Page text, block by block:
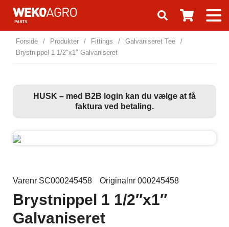
Forside / Produkter / Fittings / Galvaniseret Tee
/
Brystnippel 1 1/2″x1″ Galvaniseret
HUSK – med B2B login kan du vælge at få
faktura ved betaling.
Varenr SC000245458 Originalnr 000245458
Brystnippel 1 1/2″x1″
Galvaniseret